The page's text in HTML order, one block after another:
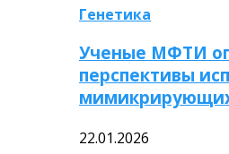
Генетика
Ученые МФТИ
перспективы
22.01.2026